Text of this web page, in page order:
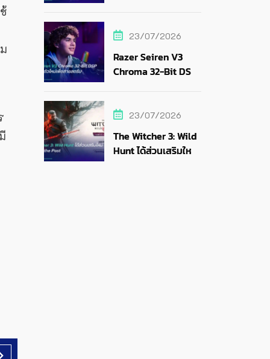
23/07/2026
Razer Seiren V3
Chroma 32-Bit DSP
23/07/2026
The Witcher 3: Wild
Hunt ได้ส่วนเสริมใหม่